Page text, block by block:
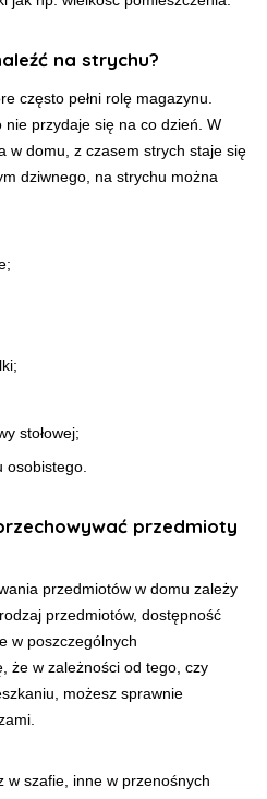
na strychu?
często pełni rolę magazynu.
przydaje się na co dzień. W
w domu, z czasem strych staje się
dziwnego, na strychu można
stołowej;
osobistego.
przedmioty
przedmiotów w domu zależy
przedmiotów, dostępność
w poszczególnych
że w zależności od tego, czy
możesz sprawnie
w szafie, inne w przenośnych